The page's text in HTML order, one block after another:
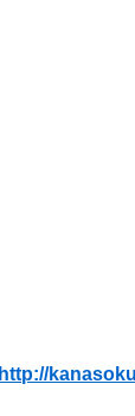
http://